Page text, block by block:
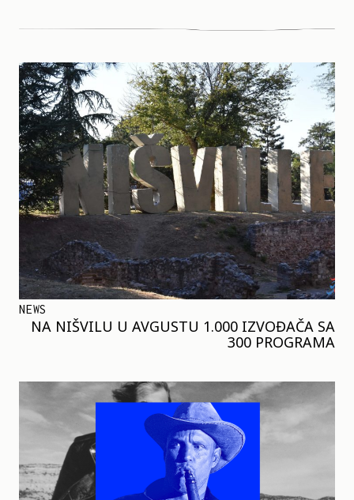
NEWS
NA NIŠVILU U AVGUSTU 1.000 IZVOĐAČA SA
300 PROGRAMA